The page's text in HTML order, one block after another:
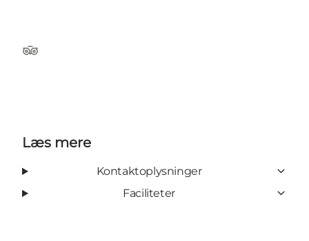
Tripadvisor
Læs mere
Kontaktoplysninger
Faciliteter